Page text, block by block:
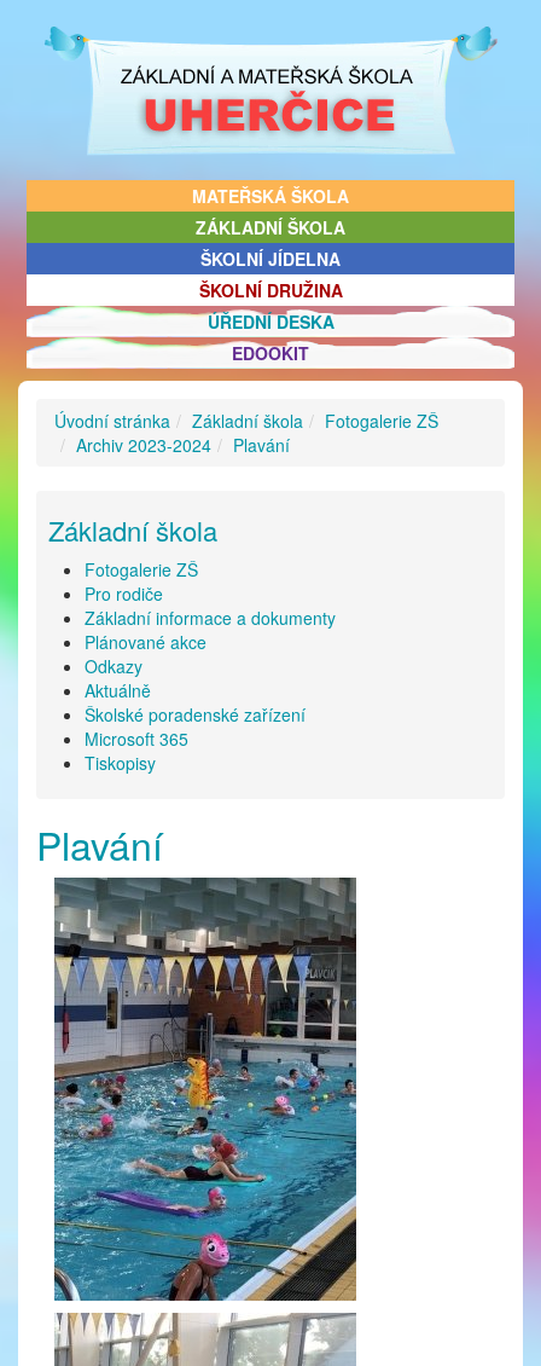
MATEŘSKÁ ŠKOLA
ZÁKLADNÍ ŠKOLA
ŠKOLNÍ JÍDELNA
ŠKOLNÍ DRUŽINA
ÚŘEDNÍ DESKA
EDOOKIT
Úvodní stránka Základní škola
Fotogalerie ZŠ
Archiv 2023-2024
Plavání
Základní škola
Fotogalerie ZŠ
Pro rodiče
Základní informace a dokumenty
Plánované akce
Odkazy
Aktuálně
Školské poradenské zařízení
Microsoft 365
Tiskopisy
Plavání